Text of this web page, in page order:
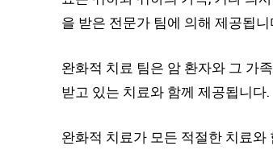
을 받은 전문가 팀에 의해 제공됩니
완화적 치료 팀은 암 환자와 그 가
받고 있는 치료와 함께 제공됩니다.
완화적 치료가 모든 적절한 치료